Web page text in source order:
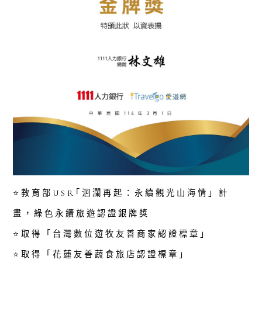
⭐️教育部USR｢洄瀾再起：永續觀光山海情」計
畫，綠色永續旅遊認證銀牌獎
⭐️取得「台灣數位遊牧友善商家認證標章」
⭐️取得「花蓮友善蔬食旅店認證標章」